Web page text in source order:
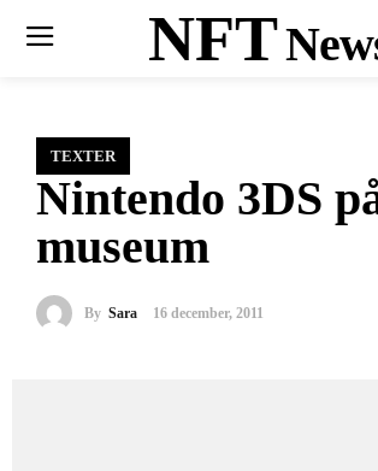
NFT
TEXTER
Nintendo 3DS
museum
By Sara 16 december, 2011